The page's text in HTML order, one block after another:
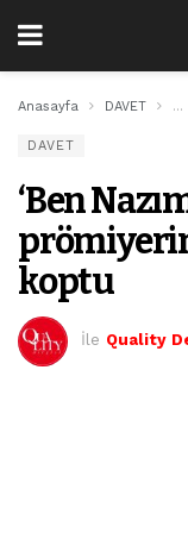
Anasayfa DAVET
DAVET
‘Ben
koptu
İle Quality